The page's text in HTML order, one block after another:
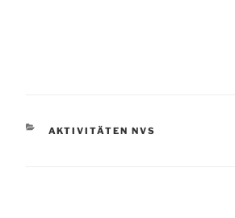
KATEGORIEN
AKTIVITÄTEN NVS